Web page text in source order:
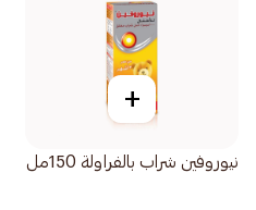
+
نيوروفين شراب بالفراولة 150مل